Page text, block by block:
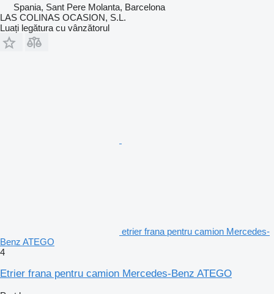
Spania, Sant Pere Molanta, Barcelona
LAS COLINAS OCASION, S.L.
Luați legătura cu vânzătorul
etrier frana pentru camion Mercedes-
Benz ATEGO
4
Etrier frana pentru camion Mercedes-Benz ATEGO